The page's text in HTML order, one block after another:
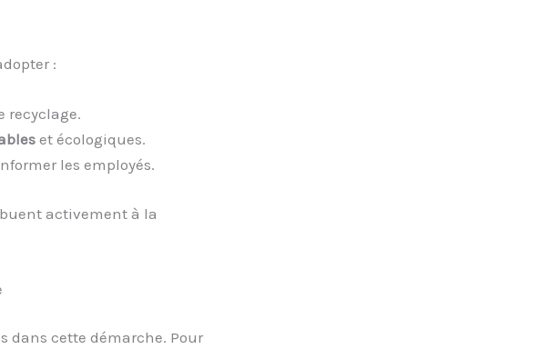
:
recyclage.
et écologiques.
les employés.
activement à la
dans cette démarche. Pour